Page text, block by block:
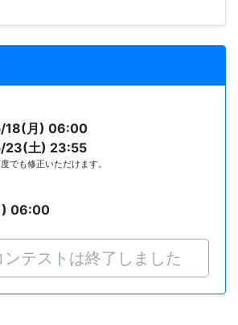
18(月) 06:00
23(土) 23:55
でも修正いただけます。
06:00
ンテストは終了しました